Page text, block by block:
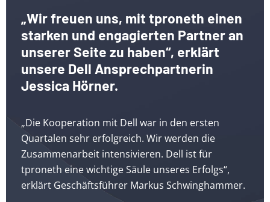
„Wir freuen uns, mit tproneth einen
starken und engagierten Partner an
unserer Seite zu haben“, erklärt
unsere Dell Ansprechpartnerin
Jessica Hörner.
„Die Kooperation mit Dell war in den ersten
Quartalen sehr erfolgreich. Wir werden die
Zusammenarbeit intensivieren. Dell ist für
tproneth eine wichtige Säule unseres Erfolgs“,
erklärt Geschäftsführer Markus Schwinghammer.